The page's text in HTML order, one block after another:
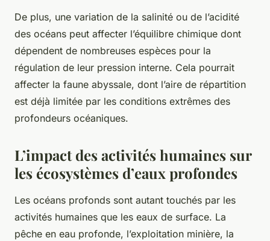
De plus, une variation de la salinité ou de l’acidité
des océans peut affecter l’équilibre chimique dont
dépendent de nombreuses espèces pour la
régulation de leur pression interne. Cela pourrait
affecter la faune abyssale, dont l’aire de répartition
est déjà limitée par les conditions extrêmes des
profondeurs océaniques.
L’impact des activités humaines sur
les écosystèmes d’eaux profondes
Les océans profonds sont autant touchés par les
activités humaines que les eaux de surface. La
pêche en eau profonde, l’exploitation minière, la